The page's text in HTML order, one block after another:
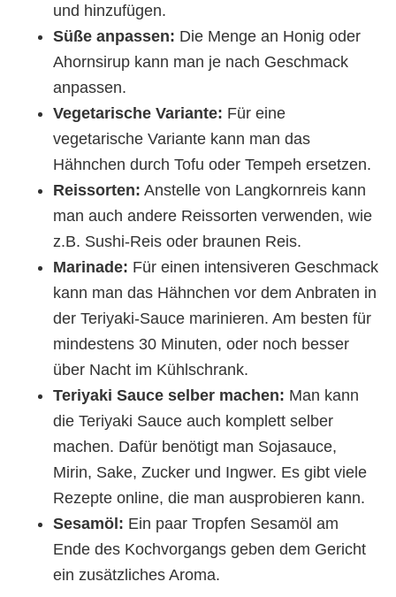
und hinzufügen.
Süße anpassen: Die Menge an Honig oder
Ahornsirup kann man je nach Geschmack
anpassen.
Vegetarische Variante: Für eine
vegetarische Variante kann man das
Hähnchen durch Tofu oder Tempeh ersetzen.
Reissorten: Anstelle von Langkornreis kann
man auch andere Reissorten verwenden, wie
z.B. Sushi-Reis oder braunen Reis.
Marinade: Für einen intensiveren Geschmack
kann man das Hähnchen vor dem Anbraten in
der Teriyaki-Sauce marinieren. Am besten für
mindestens 30 Minuten, oder noch besser
über Nacht im Kühlschrank.
Teriyaki Sauce selber machen: Man kann
die Teriyaki Sauce auch komplett selber
machen. Dafür benötigt man Sojasauce,
Mirin, Sake, Zucker und Ingwer. Es gibt viele
Rezepte online, die man ausprobieren kann.
Sesamöl: Ein paar Tropfen Sesamöl am
Ende des Kochvorgangs geben dem Gericht
ein zusätzliches Aroma.